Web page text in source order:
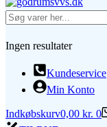
Ingen resultater
Kundeservice
Min Konto
Indkøbskurv0,00 kr. 0